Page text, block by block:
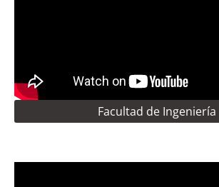
Facultad de Ingeniería